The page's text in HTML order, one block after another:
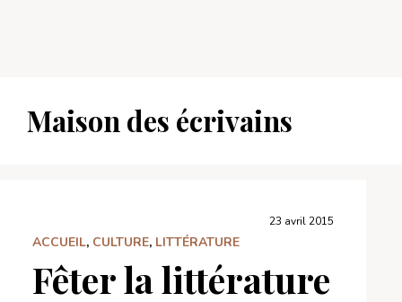
Maison des écrivains
23 avril 2015
ACCUEIL, CULTURE, LITTÉRATURE
Fêter la littérature